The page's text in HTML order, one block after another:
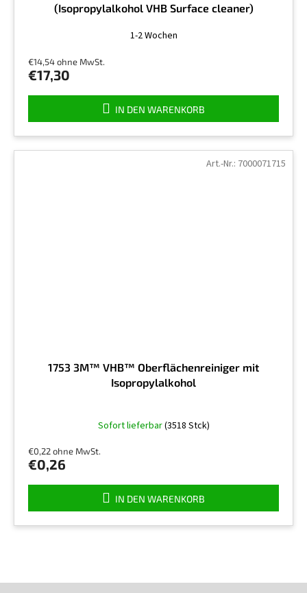
(Isopropylalkohol VHB Surface cleaner)
Die
durchschnittliche
von
5
Sternen.
1-2 Wochen
€14,54 ohne MwSt.
€17,30
IN DEN WARENKORB
1753 3M™ VHB™ Oberflächenreiniger mit
Isopropylalkohol
durchschnittliche
von
5
Sternen.
Sofort lieferbar(3518 Stck)
€0,22 ohne MwSt.
€0,26
IN DEN WARENKORB
Art.-Nr.: 7000071715